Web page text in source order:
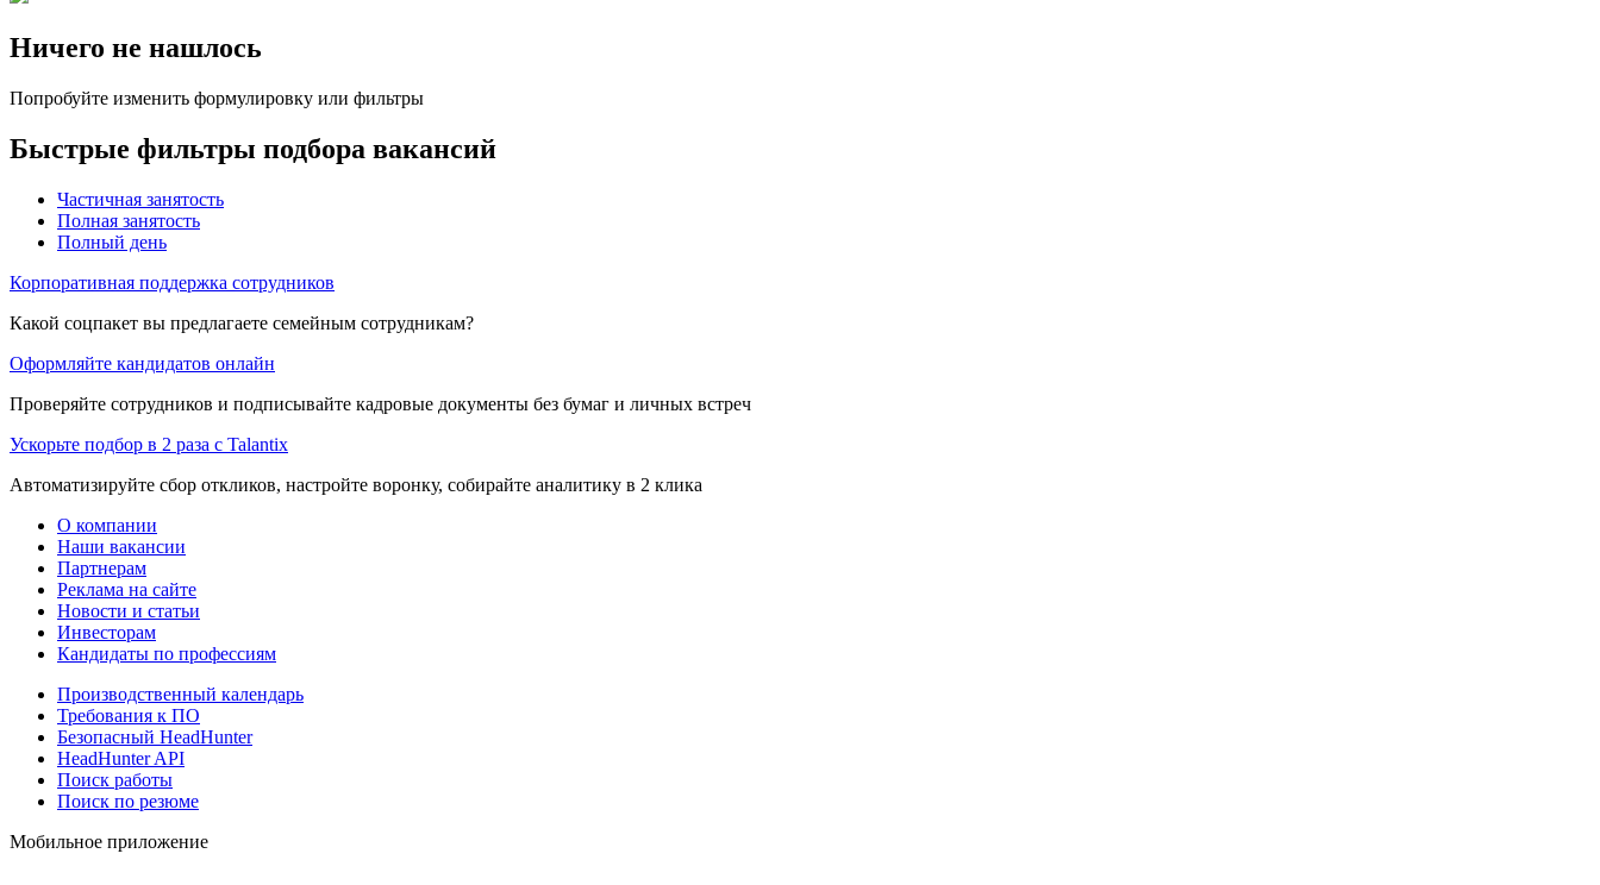
Ничего не нашлось
Попробуйте изменить формулировку или фильтры
Быстрые фильтры подбора вакансий
Частичная занятость
Полная занятость
Полный день
Корпоративная поддержка сотрудников
Какой соцпакет вы предлагаете семейным сотрудникам?
Оформляйте кандидатов онлайн
Проверяйте сотрудников и подписывайте кадровые документы без бумаг и личных встреч
Ускорьте подбор в 2 раза с Talantix
Автоматизируйте сбор откликов, настройте воронку, собирайте аналитику в 2 клика
О компании
Наши вакансии
Партнерам
Реклама на сайте
Новости и статьи
Инвесторам
Кандидаты по профессиям
Производственный календарь
Требования к ПО
Безопасный HeadHunter
HeadHunter API
Поиск работы
Поиск по резюме
Мобильное приложение